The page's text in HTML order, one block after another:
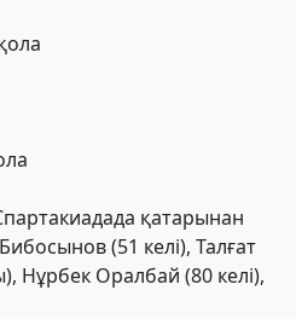
қатарынан
(51 келі), Талғат
Нұрбек Оралбай (80 келі),